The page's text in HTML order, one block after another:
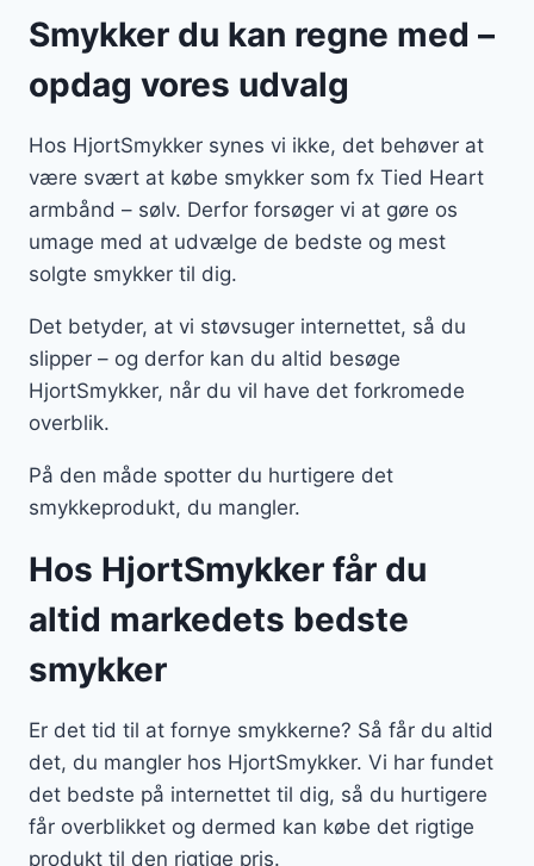
Smykker du kan regne med –
opdag vores udvalg
Hos HjortSmykker synes vi ikke, det behøver at
være svært at købe smykker som fx Tied Heart
armbånd – sølv. Derfor forsøger vi at gøre os
umage med at udvælge de bedste og mest
solgte smykker til dig.
Det betyder, at vi støvsuger internettet, så du
slipper – og derfor kan du altid besøge
HjortSmykker, når du vil have det forkromede
overblik.
På den måde spotter du hurtigere det
smykkeprodukt, du mangler.
Hos HjortSmykker får du
altid markedets bedste
smykker
Er det tid til at fornye smykkerne? Så får du altid
det, du mangler hos HjortSmykker. Vi har fundet
det bedste på internettet til dig, så du hurtigere
får overblikket og dermed kan købe det rigtige
produkt til den rigtige pris.